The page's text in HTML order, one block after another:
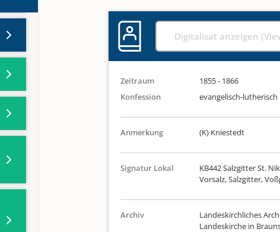
Digitalisat anzeigen
Zeitraum
1855 - 1866
Konfession
evangelisch-lutherisch
Anmerkung (K) Kniestedt
Signatur Lokal
KB442 Salzgitter St.
Vorsalz, Salzgitter,
Archiv
Landeskirchliches
Landeskirche in